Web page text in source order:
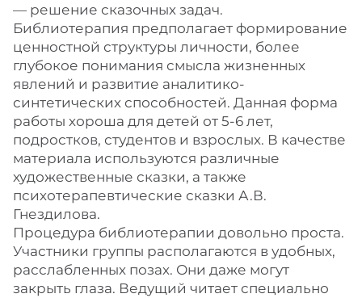
— решение сказочных задач.
Библиотерапия предполагает формирование
ценностной структуры личности, более
глубокое понимания смысла жизненных
явлений и развитие аналитико-
синтетических способностей. Данная форма
работы хороша для детей от 5-6 лет,
подростков, студентов и взрослых. В качестве
материала используются различные
художественные сказки, а также
психотерапевтические сказки А.В.
Гнездилова.
Процедура библиотерапии довольно проста.
Участники группы располагаются в удобных,
расслабленных позах. Они даже могут
закрыть глаза. Ведущий читает специально